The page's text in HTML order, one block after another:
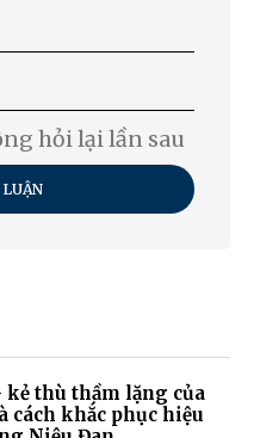
hỏi lại lần sau
kẻ thù thầm lặng của
cách khắc phục hiệu